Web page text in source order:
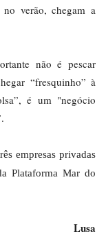
verão, chegam a
não é pescar
“fresquinho” à
é um "negócio
empresas privadas
Plataforma Mar do
Lusa